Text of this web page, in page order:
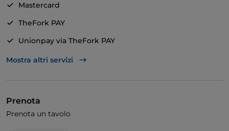
Mastercard
TheFork PAY
Unionpay via TheFork PAY
Visa
Mostra altri servizi
Prenota
Prenota un tavolo